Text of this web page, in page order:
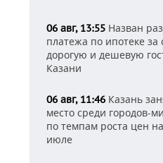
06 авг, 13:55 Назван
платежа по ипотеке за
дорогую и дешевую
Казани
06 авг, 11:46 Казань
место среди городов-
по темпам роста цен
июле